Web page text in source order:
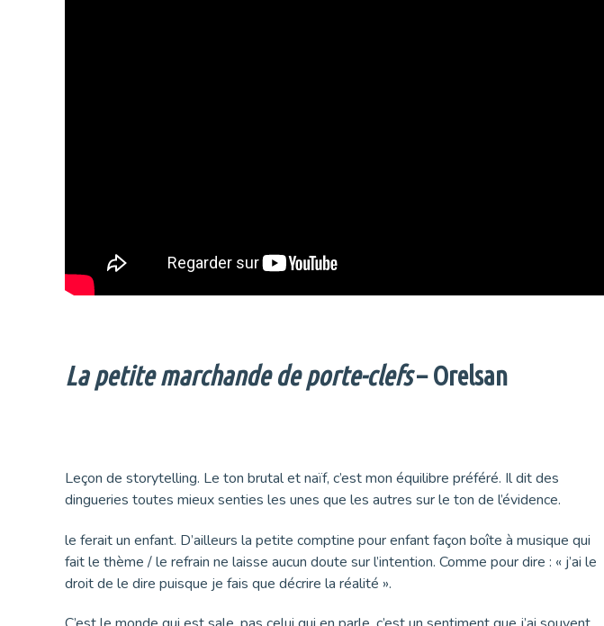
La petite marchande de porte-clefs– Orelsan
Leçon de storytelling. Le ton brutal et naïf, c’est mon équilibre préféré. Il dit des
dingueries toutes mieux senties les unes que les autres sur le ton de l’évidence.
le ferait un enfant. D’ailleurs la petite comptine pour enfant façon boîte à musique qui
fait le thème / le refrain ne laisse aucun doute sur l’intention. Comme pour dire : « j’ai le
droit de le dire puisque je fais que décrire la réalité ».